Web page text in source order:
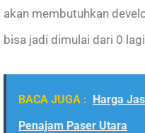
akan membutuhkan
bisa jadi dimulai dari 0
BACA JUGA : Harga
Penajam Paser Utara